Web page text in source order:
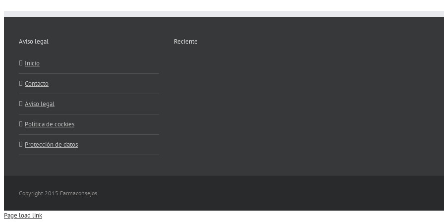
Aviso legal
Inicio
Contacto
Aviso legal
Política de cockies
Protección de datos
Reciente
Copyright 2015 Farmaconsejos
Page load link